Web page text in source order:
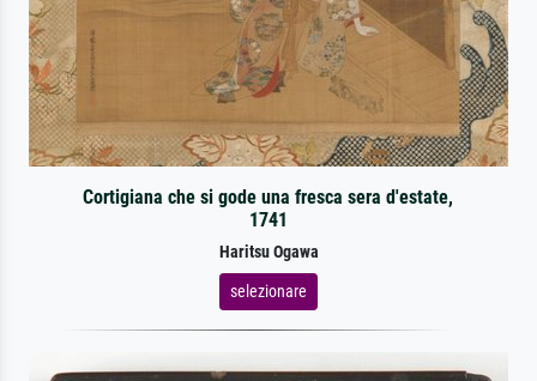
Cortigiana che si gode una fresca sera d'estate,
1741
Haritsu Ogawa
selezionare